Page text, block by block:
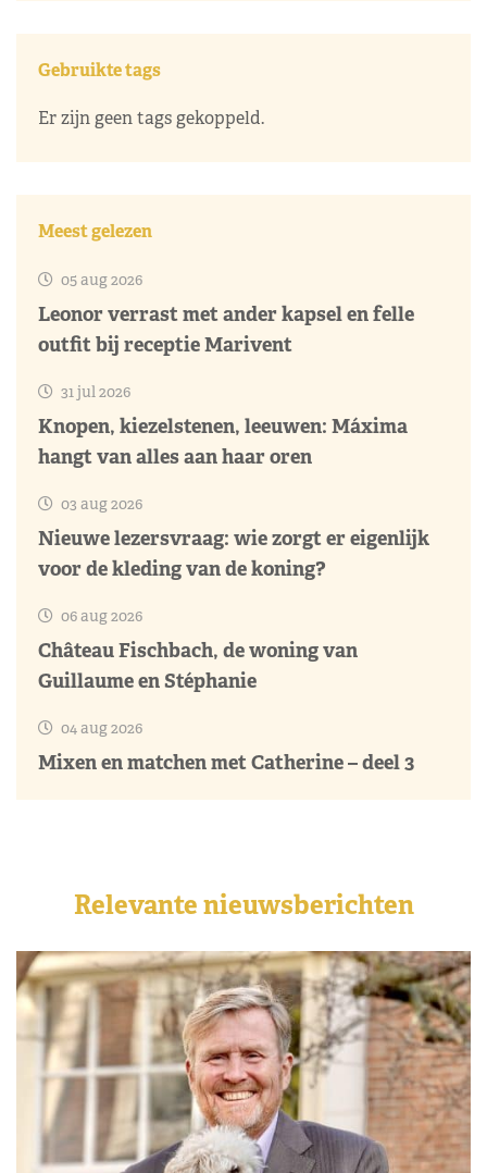
Gebruikte tags
Er zijn geen tags gekoppeld.
Meest gelezen
05 aug 2026
Leonor verrast met ander kapsel en felle
outfit bij receptie Marivent
31 jul 2026
Knopen, kiezelstenen, leeuwen: Máxima
hangt van alles aan haar oren
03 aug 2026
Nieuwe lezersvraag: wie zorgt er eigenlijk
voor de kleding van de koning?
06 aug 2026
Château Fischbach, de woning van
Guillaume en Stéphanie
04 aug 2026
Mixen en matchen met Catherine – deel 3
Relevante nieuwsberichten